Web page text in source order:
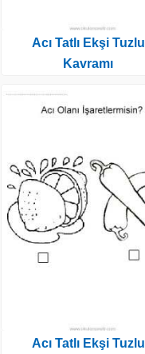
Acı Tatlı Ekşi Tuzlu
Kavramı
Acı Tatlı Ekşi Tuzlu